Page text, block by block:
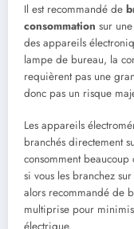
Il est recommandé de
consommation sur
des appareils
lampe de bureau, la
requièrent pas une
donc pas un risque
Les appareils
branchés directement
consomment
si vous les branchez
alors recommandé de
multiprise pour